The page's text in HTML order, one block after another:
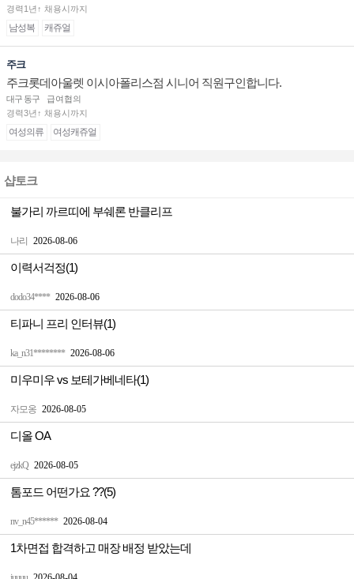
경력1년↑ 채용시까지
남성복 캐쥬얼
주크
주크롯데아울렛 이시아폴리스점 시니어 직원구인합니다.
대구 동구
급여협의
경력3년↑ 채용시까지
여성의류 여성캐쥬얼
샵토크
나리 2026-08-06
불가리 까르띠에 부쉐론 반클리프
dodo34**** 2026-08-06
이력서걱정(1)
ka_n31******** 2026-08-06
티파니 프리 인터뷰(1)
자모옹 2026-08-05
미우미우 vs 보테가베네타(1)
ejzkQ 2026-08-05
디올 OA
nv_n45****** 2026-08-04
톰포드 어떤가요 ??(5)
1차면접 합격하고 매장 배정 받았는데